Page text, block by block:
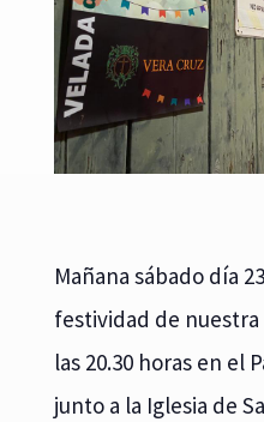
Mañana sábado día
festividad de
las 20.30 horas en el
junto a la Iglesia de